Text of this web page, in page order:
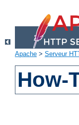
Apache > Serveur
How-